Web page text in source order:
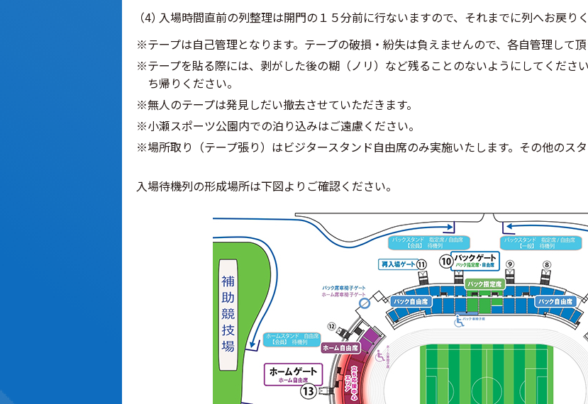
入場時間直前の列整理は開門の１５分前に行ないますので、それまでに列へお戻りく
※テープは自己管理となります。テープの破損・紛失は負えませんので、各自管理して
※テープを貼る際には、剥がした後の糊（ノリ）など残ることのないようにしてくださ
ち帰りください。
※無人のテープは発見しだい撤去させていただきます。
※小瀬スポーツ公園内での泊り込みはご遠慮ください。
※場所取り（テープ張り）はビジタースタンド自由席のみ実施いたします。その他のスタ
入場待機列の形成場所は下図よりご確認ください。